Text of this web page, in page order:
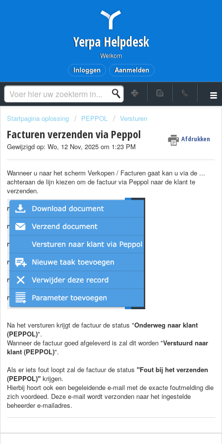
Yerpa Helpdesk
Welkom
Inloggen Aanmelden
Startpagina oplossing PEPPOL Versturen
Facturen verzenden via Peppol Afdrukken
Gewijzigd op: Wo, 12 Nov, 2025 om 1:23 PM
Wanneer u naar het scherm Verkopen / Facturen gaat kan u via de ...
achteraan de lijn kiezen om de factuur via Peppol naar de klant te
verzenden.
Na het versturen krijgt de factuur de status "Onderweg naar klant
(PEPPOL)".
Wanneer de factuur goed afgeleverd is zal dit worden "Verstuurd naar
klant (PEPPOL)".
Als er iets fout loopt zal de factuur de status "Fout bij het verzenden
(PEPPOL)" krijgen.
Hierbij hoort ook een begeleidende e-mail met de exacte foutmelding die
zich voordeed. Deze e-mail wordt verzonden naar het ingestelde
beheerder e-mailadres.